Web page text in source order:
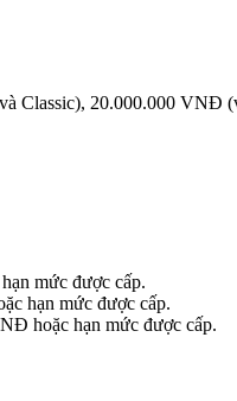
Classic), 20.000.000 VNĐ
mức được cấp.
hạn mức được cấp.
hoặc hạn mức được cấp.